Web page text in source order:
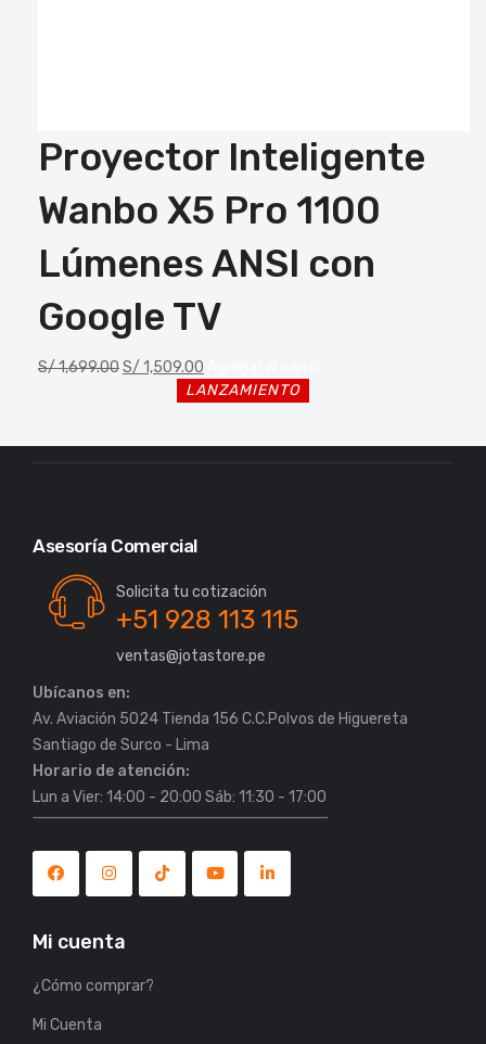
LANZAMIENTO
LANZAMIENTO
LANZAMIENTO
LANZAMIENTO
LANZAMIENTO
LANZAMIENTO
LANZAMIENTO
LANZAMIENTO
LANZAMIENTO
LANZAMIENTO
LANZAMIENTO
LANZAMIENTO
LANZAMIENTO
LANZAMIENTO
Proyector Inteligente
Wanbo X5 Pro 1100
Lúmenes ANSI con
Google TV
S/1,699.00S/ 1,509.00
Asesoría Comercial
Solicita tu cotización
+51 928 113 115
ventas@jotastore.pe
Ubícanos en:
Av. Aviación 5024 Tienda 156 C.C.Polvos de Higuereta
Horario de atención:
Lun a Vier: 14:00 - 20:00 Sáb: 11:30 - 17:00
Mi cuenta
¿Cómo comprar?
Mi Cuenta